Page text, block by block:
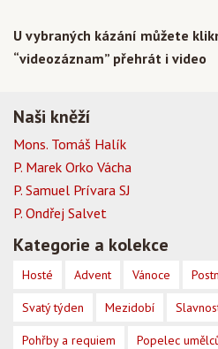
U vybraných kázání můžete
“videozáznam” přehrát i video
Naši kněží
Mons. Tomáš Halík
P. Marek Orko Vácha
P. Samuel Prívara SJ
P. Ondřej Salvet
Kategorie a kolekce
Hosté Advent Vánoce
Svatý týden Mezidobí
Pohřby a requiem Popelec